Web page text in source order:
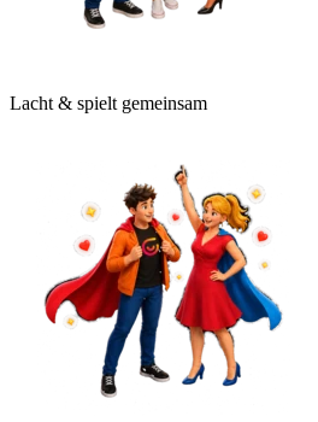
Lacht & spielt gemeinsam